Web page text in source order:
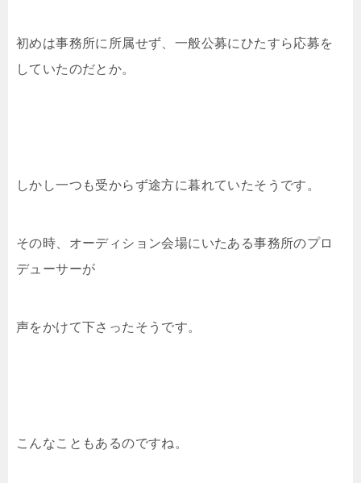
初めは事務所に所属せず、一般公募にひたすら応募を
していたのだとか。
しかし一つも受からず途方に暮れていたそうです。
その時、オーディション会場にいたある事務所のプロ
デューサーが
声をかけて下さったそうです。
こんなこともあるのですね。